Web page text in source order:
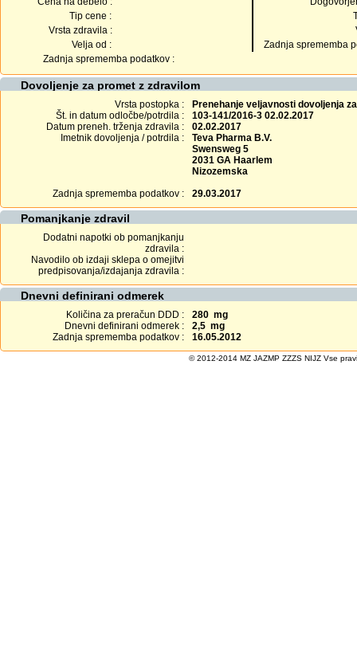
Tip cene :
Vrsta zdravila :
Velja od :
Zadnja sprememba
Zadnja sprememba podatkov :
Dovoljenje za promet z zdravilom
Vrsta postopka :
Prenehanje veljavnosti dovoljenja
Št. in datum odločbe/potrdila :
103-141/2016-3 02.02.2017
Datum preneh. trženja zdravila :
02.02.2017
Imetnik dovoljenja / potrdila :
Teva Pharma B.V.
Swensweg 5
2031 GA Haarlem
Nizozemska
Zadnja sprememba podatkov :
29.03.2017
Pomanjkanje zdravil
Dodatni napotki ob pomanjkanju
zdravila :
Navodilo ob izdaji sklepa o omejitvi
predpisovanja/izdajanja zdravila :
Dnevni definirani odmerek
Količina za preračun DDD :
280 mg
Dnevni definirani odmerek :
2,5 mg
Zadnja sprememba podatkov :
16.05.2012
© 2012-2014 MZ JAZMP ZZZS NIJZ Vse